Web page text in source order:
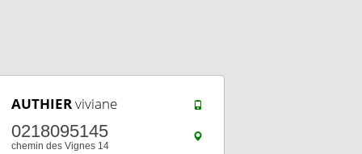
AUTHIERviviane
0218095145
chemin des Vignes 14